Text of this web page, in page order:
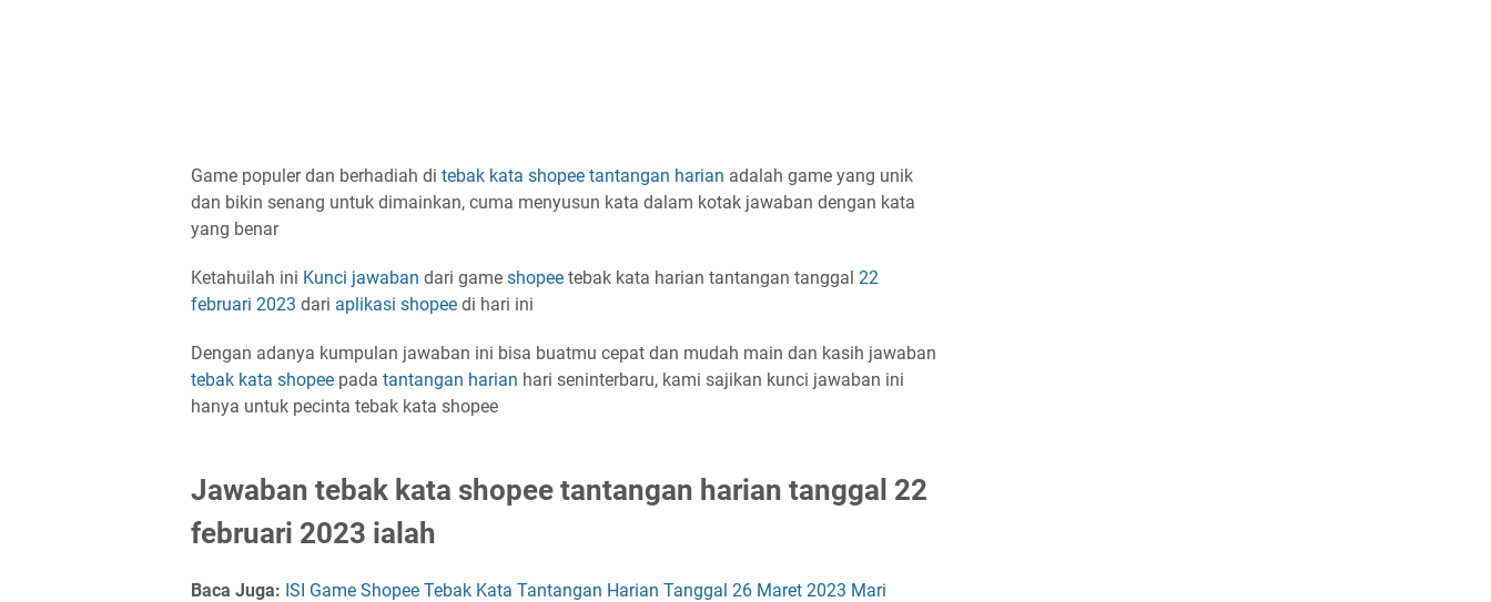
Game populer dan berhadiah di tebak kata shopee tantangan harian adalah game yang unik
dan bikin senang untuk dimainkan, cuma menyusun kata dalam kotak jawaban dengan kata
yang benar
Ketahuilah ini Kunci jawaban dari game shopee tebak kata harian tantangan tanggal 22
februari 2023 dari aplikasi shopee di hari ini
Dengan adanya kumpulan jawaban ini bisa buatmu cepat dan mudah main dan kasih jawaban
tebak kata shopee pada tantangan harian hari seninterbaru, kami sajikan kunci jawaban ini
hanya untuk pecinta tebak kata shopee
Jawaban tebak kata shopee tantangan harian tanggal 22
februari 2023 ialah
Baca Juga: ISI Game Shopee Tebak Kata Tantangan Harian Tanggal 26 Maret 2023 Mari